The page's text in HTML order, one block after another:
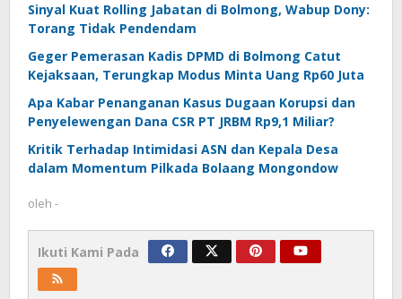
Sinyal Kuat Rolling Jabatan di Bolmong, Wabup Dony:
Torang Tidak Pendendam
Geger Pemerasan Kadis DPMD di Bolmong Catut
Kejaksaan, Terungkap Modus Minta Uang Rp60 Juta
Apa Kabar Penanganan Kasus Dugaan Korupsi dan
Penyelewengan Dana CSR PT JRBM Rp9,1 Miliar?
Kritik Terhadap Intimidasi ASN dan Kepala Desa
dalam Momentum Pilkada Bolaang Mongondow
oleh -
Ikuti Kami Pada